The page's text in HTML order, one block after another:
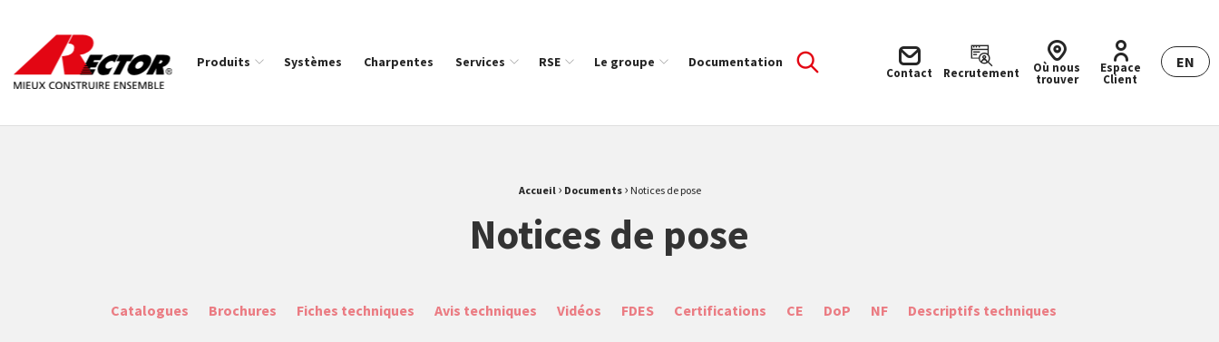
Rector Mieux construire ensemble
Produits Systèmes Charpentes Services RSE Le groupe Documentation
Contact Recrutement Où nous
trouver
Espace
Client
EN
Accueil › Documents › Notices de pose
Notices de pose
Catalogues Brochures Fiches techniques Avis techniques Vidéos FDES Certifications CE DoP NF Descriptifs techniques